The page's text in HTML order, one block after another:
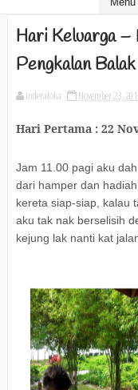
Hari Keluarga –
Pengkalan
Inderaloka November 23,
Hari Pertama : 22
Jam 11.00 pagi aku
dari hamper dan
kereta siap-siap, kalau
aku tak nak berselisih
kejung lak nanti kat